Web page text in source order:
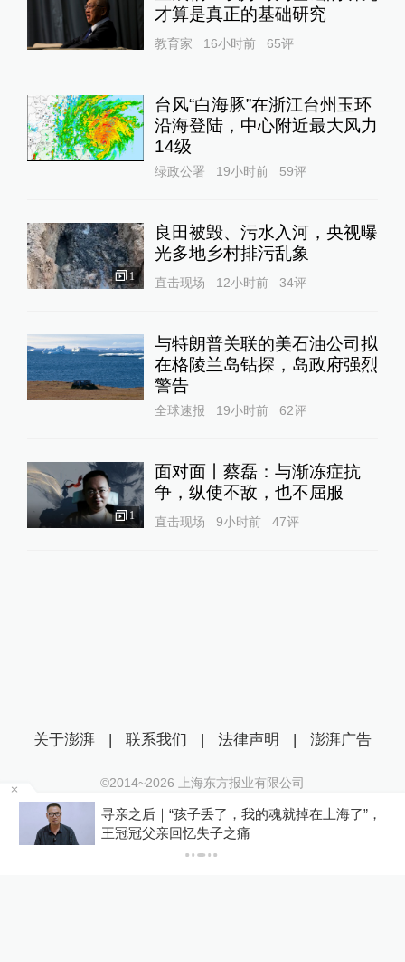
才算是真正的基础研究
教育家 16小时前 65评
台风“白海豚”在浙江台州玉环
沿海登陆，中心附近最大风力
14级
绿政公署 19小时前 59评
1
良田被毁、污水入河，央视曝
光多地乡村排污乱象
直击现场 12小时前 34评
与特朗普关联的美石油公司拟
在格陵兰岛钻探，岛政府强烈
警告
全球速报 19小时前 62评
1
面对面丨蔡磊：与渐冻症抗
争，纵使不敌，也不屈服
直击现场 9小时前 47评
寻亲之后｜“孩子丢了，我的魂就掉在上海了”，
王冠冠父亲回忆失子之痛
关于澎湃 | 联系我们 | 法律声明 | 澎湃广告
©2014~2026 上海东方报业有限公司
沪ICP证：沪B2-20170116 | 沪ICP备14003370号
互联网新闻信息服务许可证：31120170006
沪公网安备 31010602000299号